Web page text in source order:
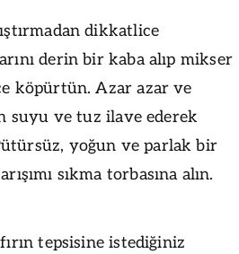
dikkatlice
derin bir kaba alıp mikser
köpürtün. Azar azar ve
suyu ve tuz ilave ederek
yoğun ve parlak bir
sıkma torbasına alın.
tepsisine istediğiniz